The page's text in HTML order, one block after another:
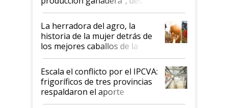
la iniciativa que ya reúne a 46
establecimientos en Argentina
La herradora del agro, la
historia de la mujer detrás de
los mejores caballos de la
Argentina y los mitos que
todavía hacen sufrir a estos
animales: "Mientras me
descalificaban, yo seguí
haciendo currículum"
Escala el conflicto por el IPCVA:
frigoríficos de tres provincias
respaldaron el aporte
obligatorio